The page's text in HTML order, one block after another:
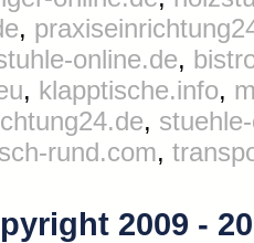
,
online.de,
, klapptische.info,
,
rund.com,
2009 -